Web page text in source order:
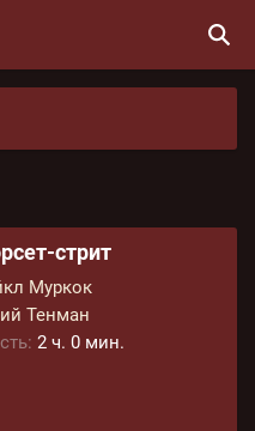
стрит
Муркок
Тенман
2 ч. 0 мин.